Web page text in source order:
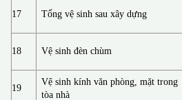
17 Tổng vệ sinh sau xây dựng
18 Vệ sinh đèn chùm
19
Vệ sinh kính văn phòng, mặt trong
tòa nhà